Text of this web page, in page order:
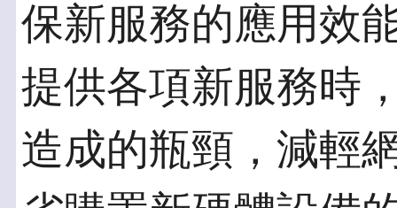
保新服務的應用效
提供各項新服務時
造成的瓶頸，減輕